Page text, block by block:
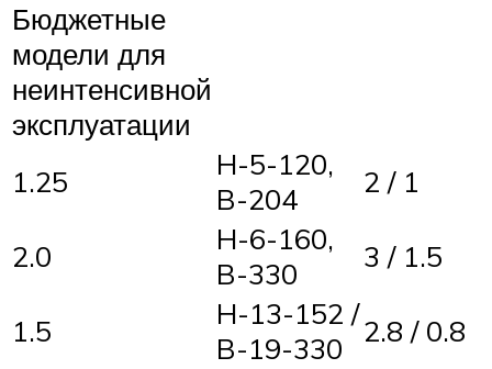
Бюджетные
модели для
неинтенсивной
эксплуатации
1.25
H-5-120,
B-204
2 / 1
2.0
H-6-160,
B-330
3 / 1.5
1.5
H-13-152 /
B-19-330
2.8 / 0.8